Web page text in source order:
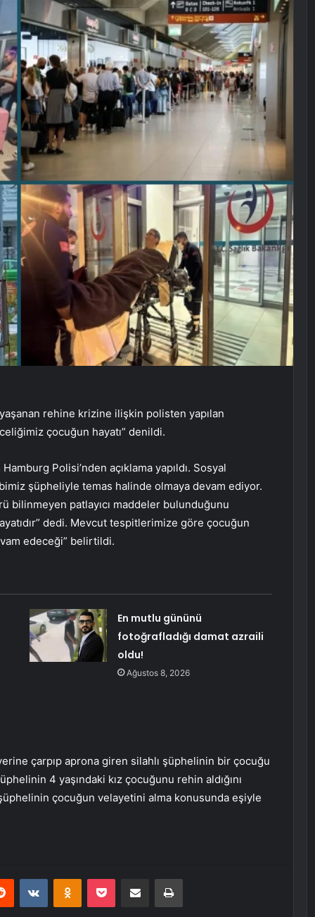
rehine krizine ilişkin polisten yapılan
çocuğun hayatı” denildi.
Polisi’nden açıklama yapıldı. Sosyal
şüpheliyle temas halinde olmaya devam ediyor.
bilinmeyen patlayıcı maddeler bulunduğunu
dedi. Mevcut tespitlerimize göre çocuğun
edeceği” belirtildi.
En mutlu gününü
fotoğrafladığı damat azraili
oldu!
Ağustos 8, 2026
çarpıp aprona giren silahlı şüphelinin bir çocuğu
4 yaşındaki kız çocuğunu rehin aldığını
çocuğun velayetini alma konusunda eşiyle
Reddit VKontakteOdnoklassniki
Pocket E-Posta ile paylaş Yazdır